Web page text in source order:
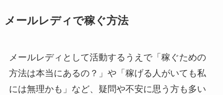
メールレディで稼ぐ方法
メールレディとして活動するうえで「稼ぐための
方法は本当にあるの？」や「稼げる人がいても私
には無理かも」など、疑問や不安に思う方も多い